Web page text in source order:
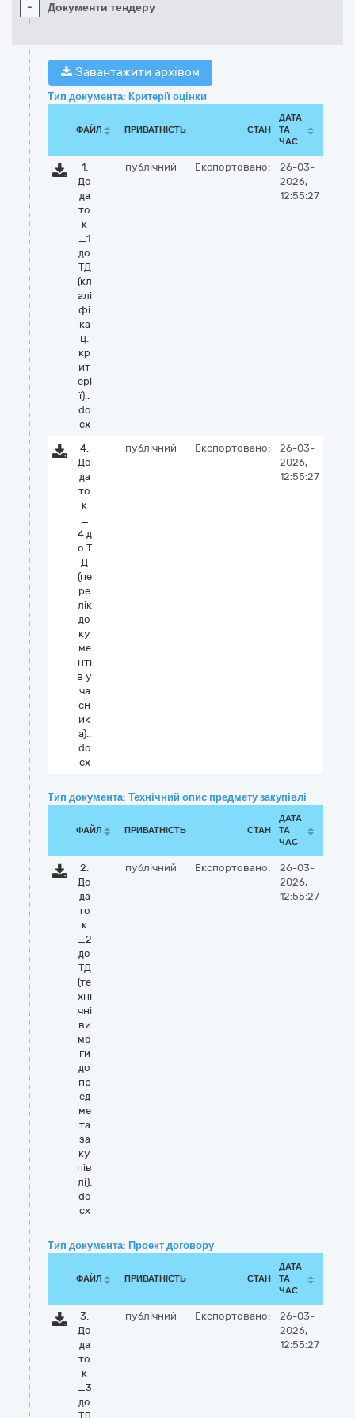
- Документи тендеру
Завантажити архівом
Тип документа: Критерії оцінки
ФАЙЛ ПРИВАТНІСТЬ СТАН
ДАТА
ТА
ЧАС
1.
До
да
то
к
_1
до
ТД
(кл
алі
фі
ка
ц.
кр
ит
ері
ї)..
do
cx
публічний Експортовано:
26-03-
2026,
12:55:27
4.
До
да
то
к
_
4 д
о Т
Д
(пе
ре
лік
до
ку
ме
нті
в у
ча
сн
ик
а)..
do
cx
публічний Експортовано:
26-03-
2026,
12:55:27
Тип документа: Технічний опис предмету закупівлі
ФАЙЛ ПРИВАТНІСТЬ СТАН
ДАТА
ТА
ЧАС
2.
До
да
то
к
_2
до
ТД
(те
хні
чні
ви
мо
ги
до
пр
ед
ме
та
за
ку
пів
лі).
do
cx
публічний Експортовано:
26-03-
2026,
12:55:27
Тип документа: Проект договору
ФАЙЛ ПРИВАТНІСТЬ СТАН
ДАТА
ТА
ЧАС
3.
До
да
то
к
_3
до
публічний Експортовано:
26-03-
2026,
12:55:27